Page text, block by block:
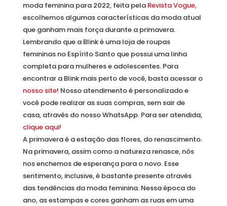
moda feminina para 2022, feita pela Revista Vogue,
escolhemos algumas características da moda atual
que ganham mais força durante a primavera.
Lembrando que a Blink é uma loja de roupas
femininas no Espírito Santo que possui uma linha
completa para mulheres e adolescentes. Para
encontrar a Blink mais perto de você, basta acessar o
nosso site! Nosso atendimento é personalizado e
você pode realizar as suas compras, sem sair de
casa, através do nosso WhatsApp. Para ser atendida,
clique aqui!
A primavera é a estação das flores, do renascimento.
Na primavera, assim como a natureza renasce, nós
nos enchemos de esperança para o novo. Esse
sentimento, inclusive, é bastante presente através
das tendências da moda feminina. Nessa época do
ano, as estampas e cores ganham as ruas em uma